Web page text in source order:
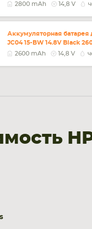
2800 mAh
14,8 V
Аккумуляторная батарея
JC04 15-BW 14.8V Black
2600 mAh
14,8 V